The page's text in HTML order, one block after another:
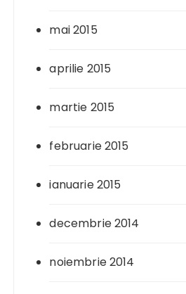
mai 2015
aprilie 2015
martie 2015
februarie 2015
ianuarie 2015
decembrie 2014
noiembrie 2014